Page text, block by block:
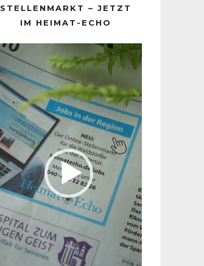
STELLENMARKT – JETZT
IM HEIMAT-ECHO
Player